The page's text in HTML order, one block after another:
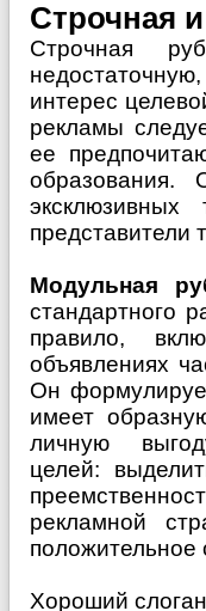
Строчная
Строчная
интерес
рекламы
ее
представители
Модульная
стандартного
правило,
объявлениях
Он
имеет
личную
целей:
рекламной
положительное
Хороший